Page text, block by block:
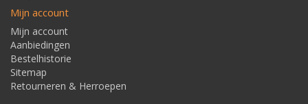
Mijn account
Mijn account
Aanbiedingen
Bestelhistorie
Sitemap
Retourneren & Herroepen